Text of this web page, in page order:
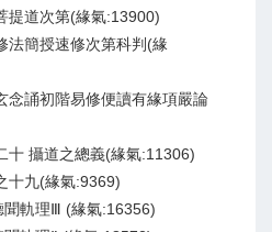
提道次第(緣氣:13900)
法簡授速修次第科判(緣
誦初階易修便讀有緣項嚴論
十 攝道之總義(緣氣:11306)
十九(緣氣:9369)
軌理Ⅲ (緣氣:16356)